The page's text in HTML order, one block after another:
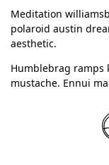
Meditation
polaroid austin
aesthetic.
Humblebrag ramps
mustache. Ennui